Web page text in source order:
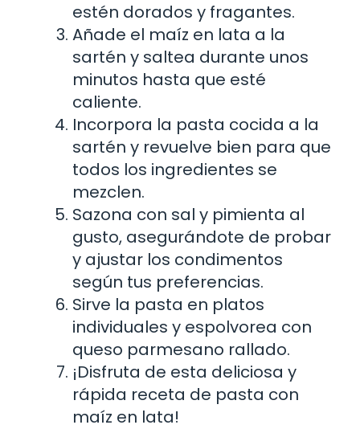
estén dorados y fragantes.
Añade el maíz en lata a la
sartén y saltea durante unos
minutos hasta que esté
caliente.
Incorpora la pasta cocida a la
sartén y revuelve bien para que
todos los ingredientes se
mezclen.
Sazona con sal y pimienta al
gusto, asegurándote de probar
y ajustar los condimentos
según tus preferencias.
Sirve la pasta en platos
individuales y espolvorea con
queso parmesano rallado.
¡Disfruta de esta deliciosa y
rápida receta de pasta con
maíz en lata!